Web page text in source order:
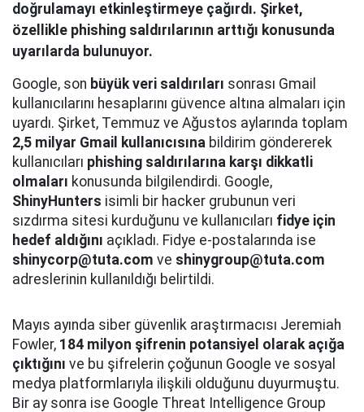
doğrulamayı etkinleştirmeye çağırdı. Şirket,
özellikle phishing saldırılarının arttığı konusunda
uyarılarda bulunuyor.
Google, son büyük veri saldırıları sonrası Gmail
kullanıcılarını hesaplarını güvence altına almaları için
uyardı. Şirket, Temmuz ve Ağustos aylarında toplam
2,5 milyar Gmail kullanıcısına bildirim göndererek
kullanıcıları phishing saldırılarına karşı dikkatli
olmaları konusunda bilgilendirdi. Google,
ShinyHunters isimli bir hacker grubunun veri
sızdırma sitesi kurduğunu ve kullanıcıları fidye için
hedef aldığını açıkladı. Fidye e-postalarında ise
shinycorp@tuta.com ve shinygroup@tuta.com
adreslerinin kullanıldığı belirtildi.
Mayıs ayında siber güvenlik araştırmacısı Jeremiah
Fowler, 184 milyon şifrenin potansiyel olarak açığa
çıktığını ve bu şifrelerin çoğunun Google ve sosyal
medya platformlarıyla ilişkili olduğunu duyurmuştu.
Bir ay sonra ise Google Threat Intelligence Group